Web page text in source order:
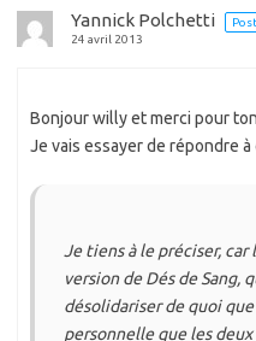
Yannick Polchetti
24 avril 2013
Bonjour willy et merci pour
Je vais essayer de répondre
Je tiens à le préciser,
version de Dés de Sang,
désolidariser de quoi
personnelle que les